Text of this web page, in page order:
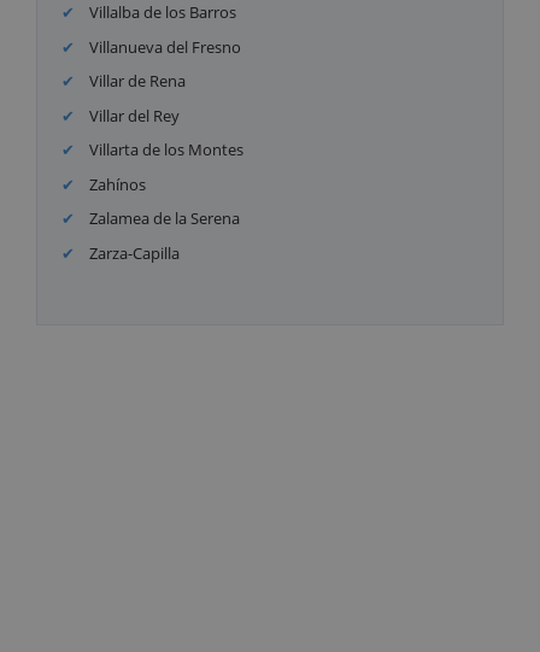
Villalba de los Barros
Villanueva del Fresno
Villar de Rena
Villar del Rey
Villarta de los Montes
Zahínos
Zalamea de la Serena
Zarza-Capilla